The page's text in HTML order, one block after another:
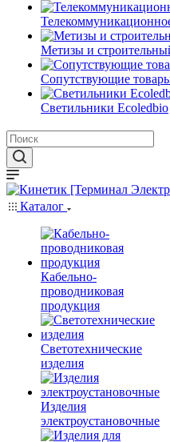
Метизы и
Сопутствующие
Светильники Ecoledbio
Каталог
Кабельно-
проводниковая
продукция
Светотехнические
изделия
Изделия
электроустановочные